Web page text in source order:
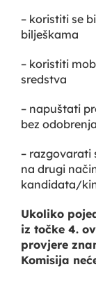
– koristiti se
bilješkama
– koristiti
sredstva
– napuštati
bez
–
na drugi
kandidata/
Ukoliko
iz točke 4.
provjere
Komisija